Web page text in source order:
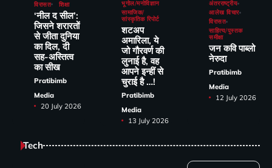
विरासत
शिक्षा
‘नील द सील’:
जिसने शरारतों
से जीता दुनिया
का दिल, दी
सह-अस्तित्व
का सीख
Pratibimb
Media
20 July 2026
भूगोल/मनोविज्ञान
सामाजिक/
सांस्कृतिक रिपोर्ट
शटअप
अमारिला, ये
जो गौरवर्ण की
लुनाई है, वह
आपने इन्हीं से
चुराई है …!
Pratibimb
Media
13 July 2026
अंतरराष्ट्रीय
आलेख विचार
विरासत
साहित्य/पुस्तक
समीक्षा
जन कवि पाब्लो
नेरुदा
Pratibimb
Media
12 July 2026
Tech